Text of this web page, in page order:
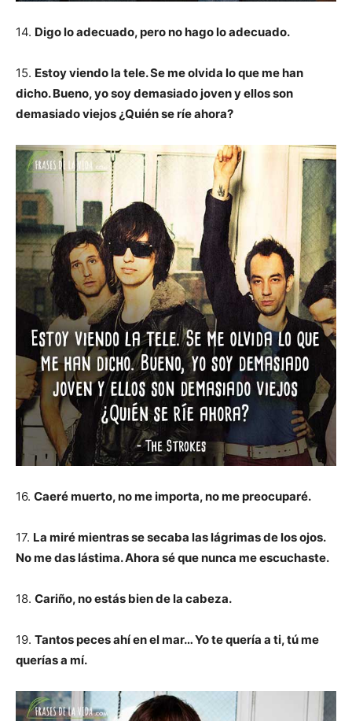
14. Digo lo adecuado, pero no hago lo adecuado.
15. Estoy viendo la tele. Se me olvida lo que me han
dicho. Bueno, yo soy demasiado joven y ellos son
demasiado viejos ¿Quién se ríe ahora?
16. Caeré muerto, no me importa, no me preocuparé.
17. La miré mientras se secaba las lágrimas de los ojos.
No me das lástima. Ahora sé que nunca me escuchaste.
18. Cariño, no estás bien de la cabeza.
19. Tantos peces ahí en el mar… Yo te quería a ti, tú me
querías a mí.